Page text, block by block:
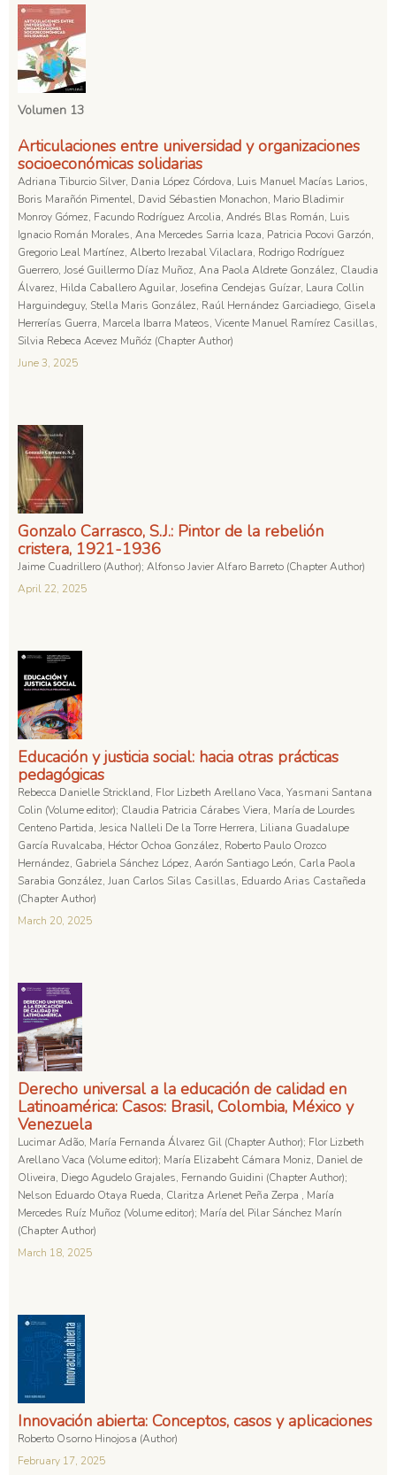
Volumen 13
Articulaciones entre universidad y organizaciones
socioeconómicas solidarias
Adriana Tiburcio Silver, Dania López Córdova, Luis Manuel Macías Larios,
Boris Marañón Pimentel, David Sébastien Monachon, Mario Bladimir
Monroy Gómez, Facundo Rodríguez Arcolia, Andrés Blas Román, Luis
Ignacio Román Morales, Ana Mercedes Sarria Icaza, Patricia Pocovi Garzón,
Gregorio Leal Martínez, Alberto Irezabal Vilaclara, Rodrigo Rodríguez
Guerrero, José Guillermo Díaz Muñoz, Ana Paola Aldrete González, Claudia
Álvarez, Hilda Caballero Aguilar, Josefina Cendejas Guízar, Laura Collin
Harguindeguy, Stella Maris González, Raúl Hernández Garciadiego, Gisela
Herrerías Guerra, Marcela Ibarra Mateos, Vicente Manuel Ramírez Casillas,
Silvia Rebeca Acevez Muñóz (Chapter Author)
June 3, 2025
Gonzalo Carrasco, S.J.: Pintor de la rebelión
cristera, 1921-1936
Jaime Cuadrillero (Author); Alfonso Javier Alfaro Barreto (Chapter Author)
April 22, 2025
Educación y justicia social: hacia otras prácticas
pedagógicas
Rebecca Danielle Strickland, Flor Lizbeth Arellano Vaca, Yasmani Santana
Colin (Volume editor); Claudia Patricia Cárabes Viera, María de Lourdes
Centeno Partida, Jesica Nalleli De la Torre Herrera, Liliana Guadalupe
García Ruvalcaba, Héctor Ochoa González, Roberto Paulo Orozco
Hernández, Gabriela Sánchez López, Aarón Santiago León, Carla Paola
Sarabia González, Juan Carlos Silas Casillas, Eduardo Arias Castañeda
(Chapter Author)
March 20, 2025
Derecho universal a la educación de calidad en
Latinoamérica: Casos: Brasil, Colombia, México y
Venezuela
Lucimar Adão, María Fernanda Álvarez Gil (Chapter Author); Flor Lizbeth
Arellano Vaca (Volume editor); María Elizabeht Cámara Moniz, Daniel de
Oliveira, Diego Agudelo Grajales, Fernando Guidini (Chapter Author);
Nelson Eduardo Otaya Rueda, Claritza Arlenet Peña Zerpa , María
Mercedes Ruíz Muñoz (Volume editor); María del Pilar Sánchez Marín
(Chapter Author)
March 18, 2025
Innovación abierta: Conceptos, casos y aplicaciones
Roberto Osorno Hinojosa (Author)
February 17, 2025